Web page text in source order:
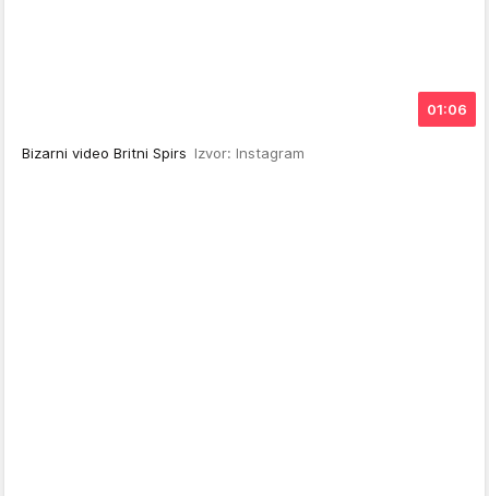
01:06
Bizarni video Britni Spirs Izvor: Instagram